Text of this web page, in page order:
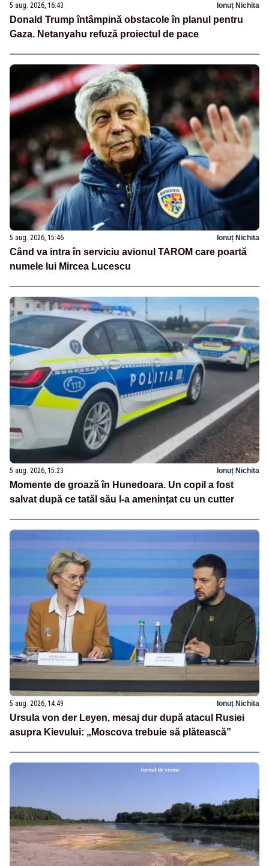
5 aug. 2026, 16:43 Ionuț Nichita
Donald Trump întâmpină obstacole în planul pentru
Gaza. Netanyahu refuză proiectul de pace
5 aug. 2026, 15:46 Ionuț Nichita
Când va intra în serviciu avionul TAROM care poartă
numele lui Mircea Lucescu
5 aug. 2026, 15:23 Ionuț Nichita
Momente de groază în Hunedoara. Un copil a fost
salvat după ce tatăl său l-a amenințat cu un cutter
5 aug. 2026, 14:49 Ionuț Nichita
Ursula von der Leyen, mesaj dur după atacul Rusiei
asupra Kievului: „Moscova trebuie să plătească”